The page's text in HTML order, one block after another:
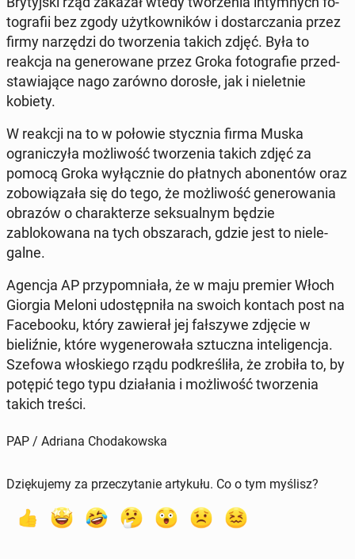
tografii bez zgody użytkown­ików i dostar­cza­nia przez
firmy narzędzi do tworzenia takich zdjęć. Była to
reakcja na gen­erowane przez Groka fo­tografie przed­
staw­ia­jące nago zarówno dorosłe, jak i nielet­nie
kobiety.
W reakcji na to w połowie sty­cz­nia firma Muska
ograniczyła możli­wość tworzenia takich zdjęć za
pomocą Groka wyłącznie do płat­nych abo­nen­tów oraz
zobow­iąza­ła się do tego, że możli­wość gen­erowa­nia
obrazów o charak­terze sek­su­al­nym będzie
zablokowana na tych ob­szarach, gdzie jest to niele­
galne.
Agencja AP przy­pom­ni­ała, że w maju premier Włoch
Giorgia Meloni udostęp­niła na swoich kontach post na
Face­booku, który za­w­ier­ał jej fałszy­we zdjęcie w
bieliźnie, które wygen­erowała sz­tucz­na in­teligenc­ja.
Szefowa włoskiego rządu pod­kreśliła, że zrobiła to, by
potępić tego typu dzi­ała­nia i możli­wość tworzenia
takich treści.
PAP / Adriana Chodakowska
Dziękujemy za przeczytanie artykułu. Co o tym myślisz?